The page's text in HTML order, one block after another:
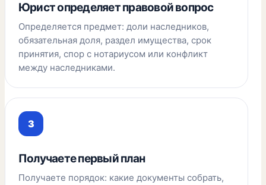
Юрист определяет правовой вопрос
Определяется предмет: доли наследников,
обязательная доля, раздел имущества, срок
принятия, спор с нотариусом или конфликт
между наследниками.
Получаете первый план
Получаете порядок: какие документы собрать,